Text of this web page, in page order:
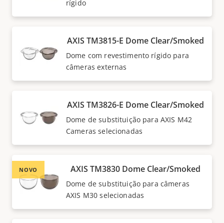
rígido
AXIS TM3815-E Dome Clear/Smoked
Dome com revestimento rígido para
câmeras externas
AXIS TM3826-E Dome Clear/Smoked
Dome de substituição para AXIS M42
Cameras selecionadas
NOVO AXIS TM3830 Dome Clear/Smoked
Dome de substituição para câmeras
AXIS M30 selecionadas